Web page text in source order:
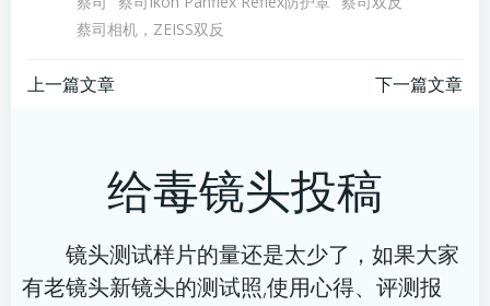
蔡司相机，ZEISS双反
文
航
上一篇文章
导
航
下一篇文章
给毒镜头投稿
镜头测试样片的量还是太少了，如果大家
有老镜头新镜头的测试照,使用心得、评测报